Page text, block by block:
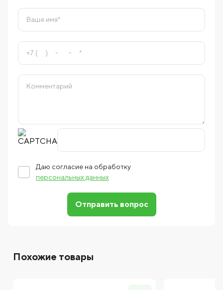
Даю согласие на обработку
персональных данных
Отправить вопрос
Похожие товары